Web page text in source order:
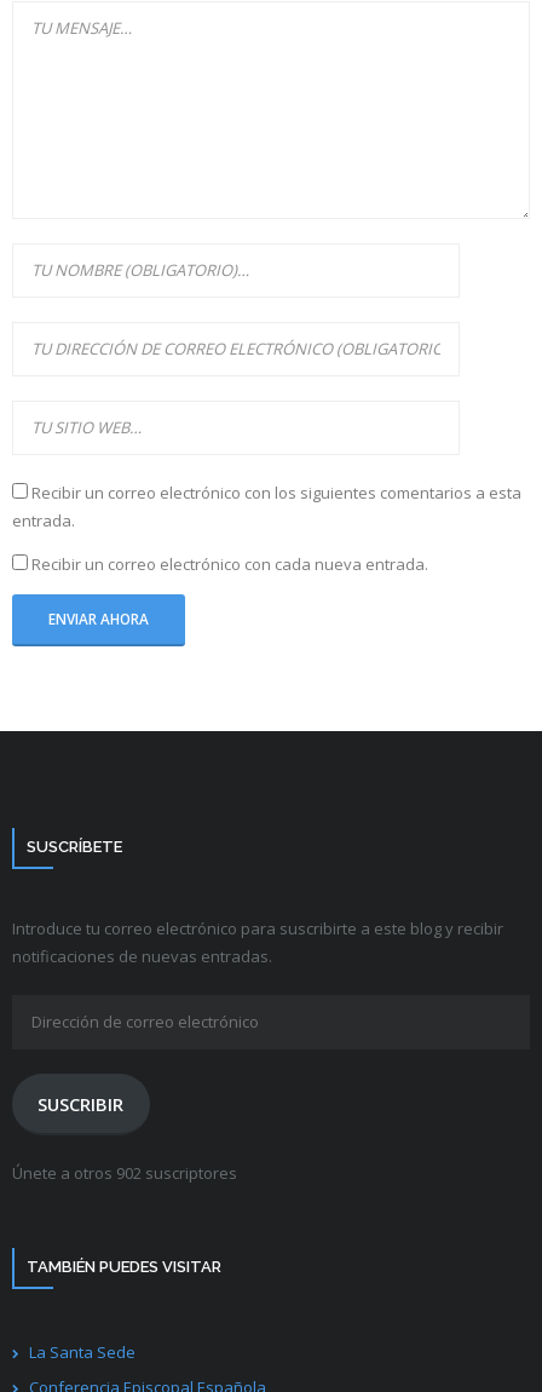
Recibir un correo electrónico con los siguientes comentarios a esta
entrada.
Recibir un correo electrónico con cada nueva entrada.
SUSCRÍBETE
Introduce tu correo electrónico para suscribirte a este blog y recibir
notificaciones de nuevas entradas.
electrónico
SUSCRIBIR
Únete a otros 902 suscriptores
TAMBIÉN PUEDES VISITAR
La Santa Sede
Conferencia Episcopal Española